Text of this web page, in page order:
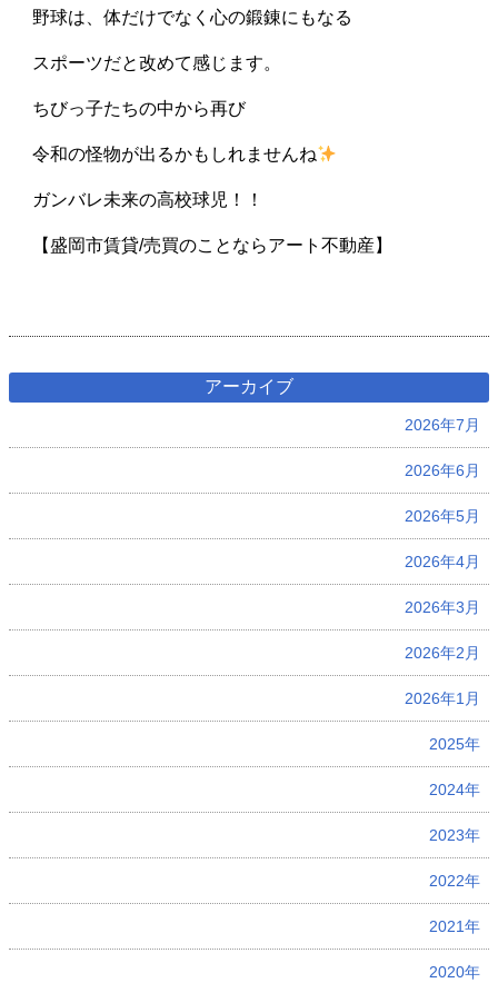
野球は、体だけでなく心の鍛錬にもなる
スポーツだと改めて感じます。
ちびっ子たちの中から再び
令和の怪物が出るかもしれませんね
ガンバレ未来の高校球児！！
【盛岡市賃貸/売買のことならアート不動産】
アーカイブ
2026年7月
2026年6月
2026年5月
2026年4月
2026年3月
2026年2月
2026年1月
2025年
2024年
2023年
2022年
2021年
2020年